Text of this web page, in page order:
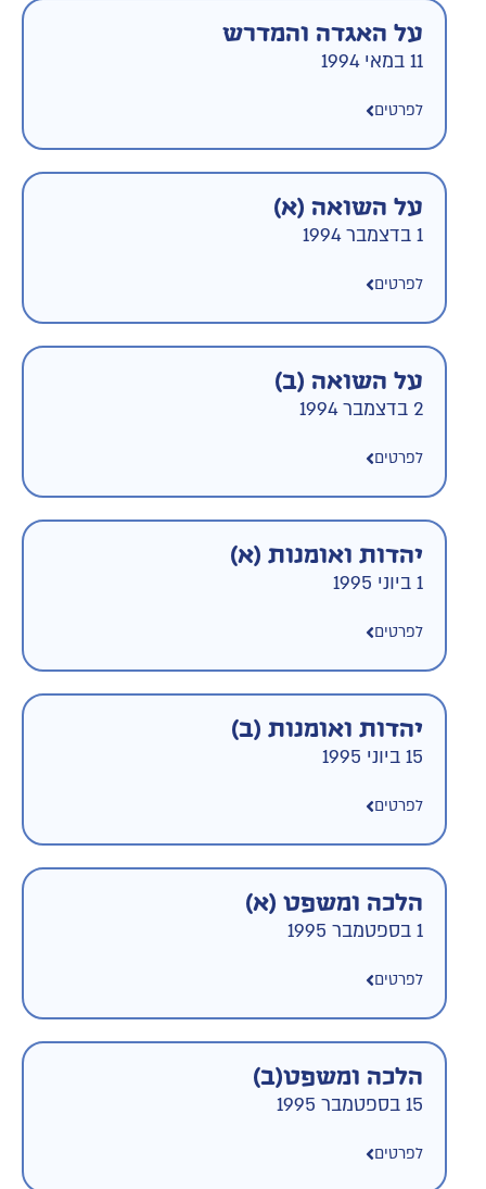
על האגדה והמדרש
11 במאי 1994
לפרטים
על השואה (א)
1 בדצמבר 1994
לפרטים
על השואה (ב)
2 בדצמבר 1994
לפרטים
יהדות ואומנות (א)
1 ביוני 1995
לפרטים
יהדות ואומנות (ב)
15 ביוני 1995
לפרטים
הלכה ומשפט (א)
1 בספטמבר 1995
לפרטים
הלכה ומשפט(ב)
15 בספטמבר 1995
לפרטים